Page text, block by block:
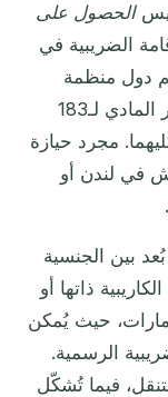
ليسالحصول على
الضريبية في
دول منظمة
التعاون الاقتصادي والتنمية اختبار الحضور المادي لـ183
مجرد حيازة
في لندن أو
بين الجنسية
ذاتها أو
حيث يُمكن
الرسمية.
فيما تُشكّل